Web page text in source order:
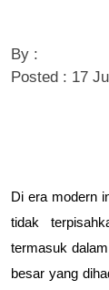
By :
Posted : 17
Di era modern
tidak
termasuk
besar yang